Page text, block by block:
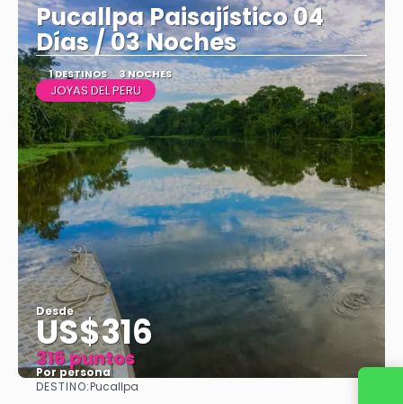
Pucallpa Paisajístico 04
Días / 03 Noches
1 DESTINOS 3 NOCHES
JOYAS DEL PERU
Desde
US$316
316 puntos
Por persona
DESTINO:Pucallpa